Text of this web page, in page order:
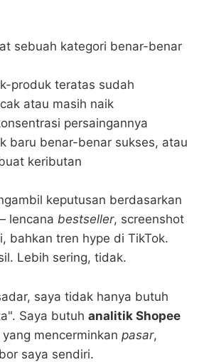
sebuah kategori benar-benar
produk teratas sudah
atau masih naik
persaingannya
baru benar-benar sukses, atau
keributan
keputusan berdasarkan
lencana bestseller, screenshot
bahkan tren hype di TikTok.
Lebih sering, tidak.
saya tidak hanya butuh
Saya butuh analitik Shopee
yang mencerminkan pasar,
saya sendiri.